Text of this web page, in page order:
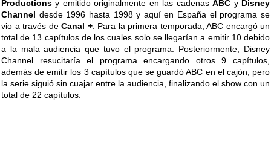
Productions y emitido originalmente en las cadenasABC y Disney
Channel desde 1996 hasta 1998 y aquí en España el programa se
vio a través de Canal +. Para la primera temporada, ABC encargó un
total de 13 capítulos de los cuales solo se llegarían a emitir 10 debido
a la mala audiencia que tuvo el programa. Posteriormente, Disney
Channel resucitaría el programa encargando otros 9 capítulos,
además de emitir los 3 capítulos que se guardó ABC en el cajón, pero
la serie siguió sin cuajar entre la audiencia, finalizando el show con un
total de 22 capítulos.